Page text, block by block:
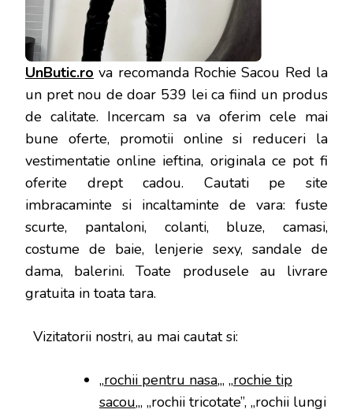
UnButic.ro va recomanda Rochie Sacou Red la
un pret nou de doar 539 lei ca fiind un produs
de calitate. Incercam sa va oferim cele mai
bune oferte, promotii online si reduceri la
vestimentatie online ieftina, originala ce pot fi
oferite drept cadou. Cautati pe site
imbracaminte si incaltaminte de vara: fuste
scurte, pantaloni, colanti, bluze, camasi,
costume de baie, lenjerie sexy, sandale de
dama, balerini. Toate produsele au livrare
gratuita in toata tara.
Vizitatorii nostri, au mai cautat si:
„rochii pentru nasa„, „rochie tip
sacou„, „rochii tricotate”, „rochii lungi